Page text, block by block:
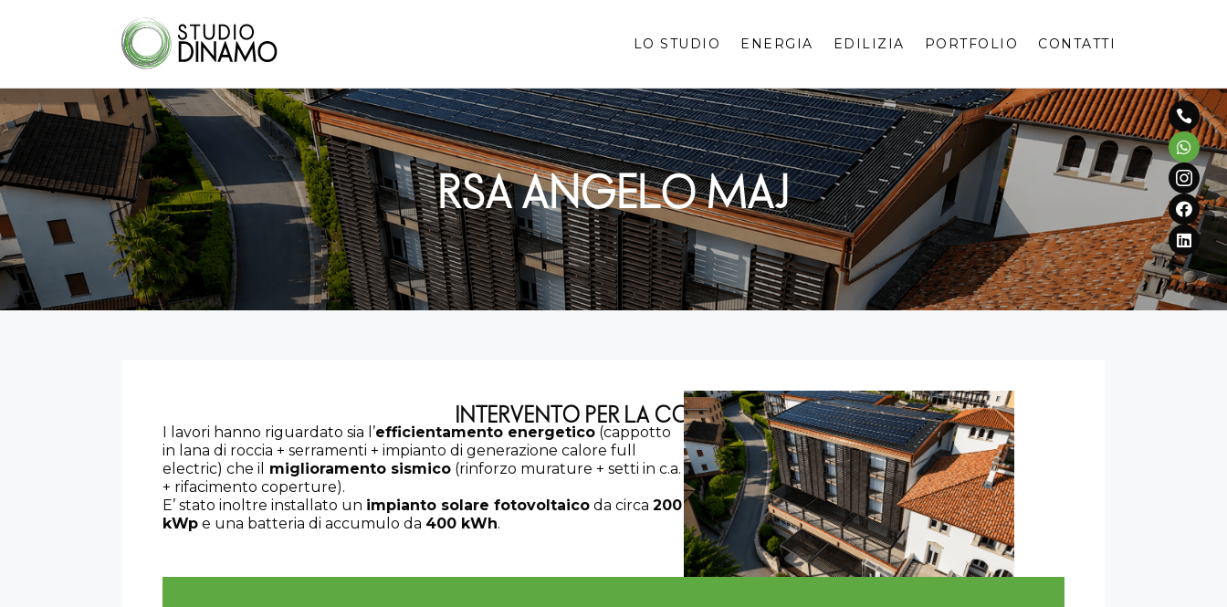
LO STUDIO ENERGIA EDILIZIA PORTFOLIO CONTATTI





RSA ANGELO MAJ
INTERVENTO PER LA COMUNITÀ
I lavori hanno riguardato sia l’efficientamento energetico (cappotto
in lana di roccia + serramenti + impianto di generazione calore full
electric) che il
miglioramento sismico (rinforzo murature + setti in c.a.
+ rifacimento coperture).
E’ stato inoltre installato un impianto solare fotovoltaico da circa200
kWp e una batteria di accumulo da 400 kWh.